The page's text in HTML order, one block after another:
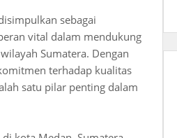
sebagai
vital dalam mendukung
Sumatera. Dengan
terhadap kualitas
satu pilar penting dalam